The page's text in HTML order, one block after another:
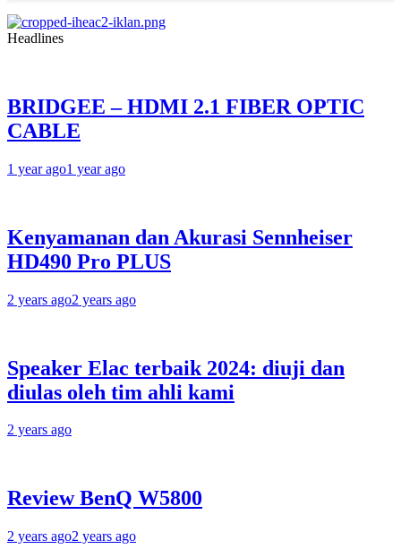
Headlines
BRIDGEE – HDMI 2.1 FIBER OPTIC
CABLE
1 year ago1 year ago
Kenyamanan dan Akurasi Sennheiser
HD490 Pro PLUS
2 years ago2 years ago
Speaker Elac terbaik 2024: diuji dan
diulas oleh tim ahli kami
2 years ago
Review BenQ W5800
2 years ago2 years ago